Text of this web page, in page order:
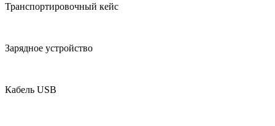
Транспортировочный кейс
Зарядное устройство
Кабель USB